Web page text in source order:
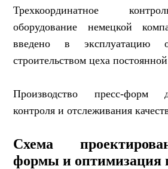
Трехкоординатное
оборудование немецкой
введено в эксплуатацию
строительством цеха
Производство пресс-форм
контроля и отслеживания
Схема
формы и оптимизация